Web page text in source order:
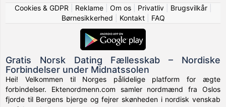
Cookies & GDPR
Reklame| Om os| Privatliv| Brugsvilkår|
Børnesikkerhed
Kontakt| FAQ
Gratis Norsk Dating Fællesskab – Nordiske
Forbindelser under Midnatssolen
Hei! Velkommen til Norges pålidelige platform for ægte
forbindelser. Ektenordmenn.com samler nordmænd fra Oslos
fjorde til Bergens bjerge og fejrer skønheden i nordisk venskab